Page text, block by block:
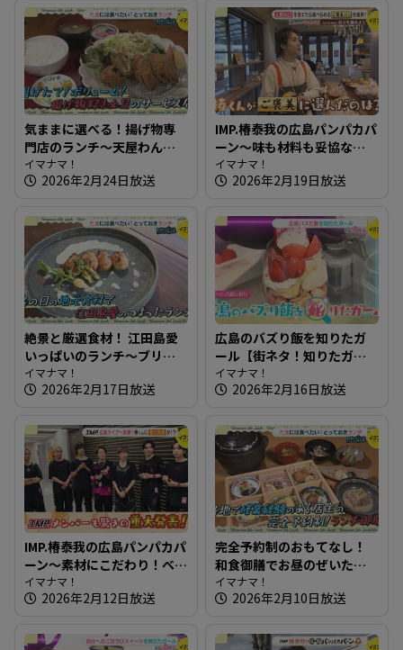
気ままに選べる！揚げ物専
門店のランチ～天屋わんや
【たまにはそとランチ】
イマナマ！
2026年2月24日放送
IMP.椿泰我の広島パンパカパ
ーン～味も材料も妥協な
し！珍しい店名のパン屋さ
ん
イマナマ！
2026年2月19日放送
絶景と厳選食材！ 江田島愛
いっぱいのランチ～ブリコ
ラージュ ディセット【たま
にはそとランチ】
イマナマ！
2026年2月17日放送
広島のバズり飯を知りたガ
ール【街ネタ！知りたガー
ル】
イマナマ！
2026年2月16日放送
IMP.椿泰我の広島パンパカパ
ーン～素材にこだわり！ベ
ーグル・総菜パンのお店＆
IMP.広島ライブへ突撃！椿く
イマナマ！
2026年2月12日放送
完全予約制のおもてなし！
和食御膳でお昼のぜいたく
～和ごころ 成【たまにはそ
とランチ】
イマナマ！
2026年2月10日放送